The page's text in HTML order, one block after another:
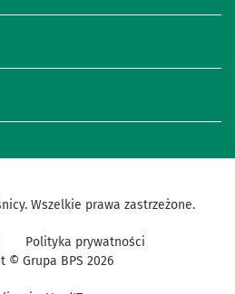
. Wszelkie prawa zastrzeżone.
Polityka prywatności
© Grupa BPS 2026